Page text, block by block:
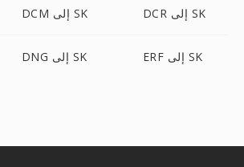
DCM إلى SK DCR إلى SK
DNG إلى SK ERF إلى SK